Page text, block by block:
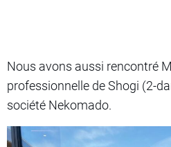
Nous avons aussi rencontré
professionnelle de Shogi (2-
société Nekomado.